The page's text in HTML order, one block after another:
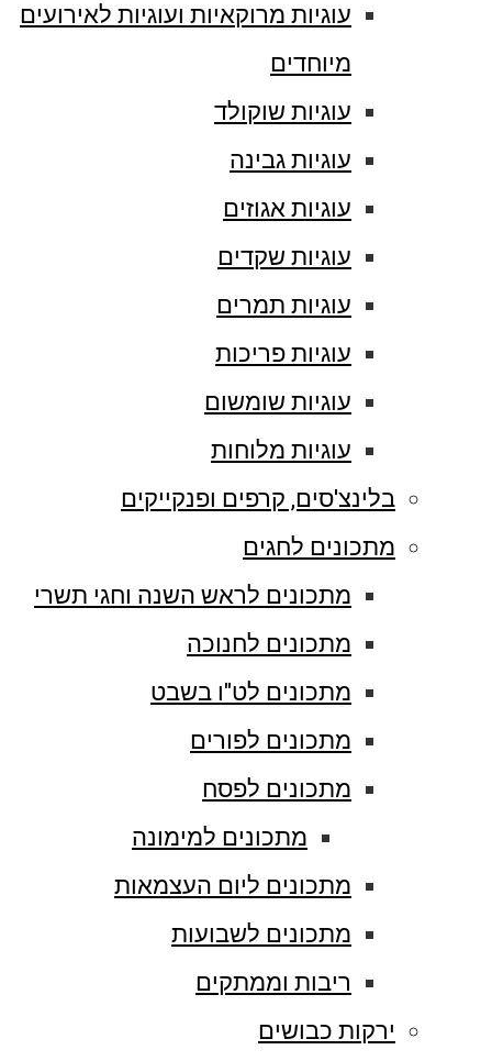
עוגיות מרוקאיות ועוגיות לאירועים
מיוחדים
עוגיות שוקולד
עוגיות גבינה
עוגיות אגוזים
עוגיות שקדים
עוגיות תמרים
עוגיות פריכות
עוגיות שומשום
עוגיות מלוחות
בלינצ'סים, קרפים ופנקייקים
מתכונים לחגים
מתכונים לראש השנה וחגי תשרי
מתכונים לחנוכה
מתכונים לט"ו בשבט
מתכונים לפורים
מתכונים לפסח
מתכונים למימונה
מתכונים ליום העצמאות
מתכונים לשבועות
ריבות וממתקים
ירקות כבושים